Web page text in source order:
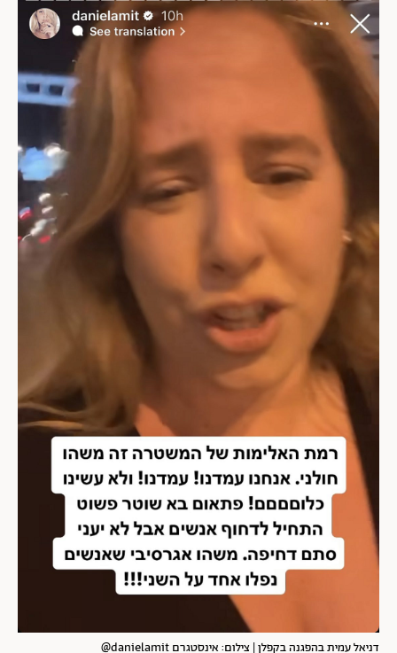
דניאל עמית בהפגנה בקפלן | צילום: אינסטגרם danielamit@